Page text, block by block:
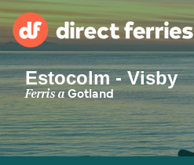
Països
Bitllets de Ferry
Estocolm - Visby
Ferris aGotland